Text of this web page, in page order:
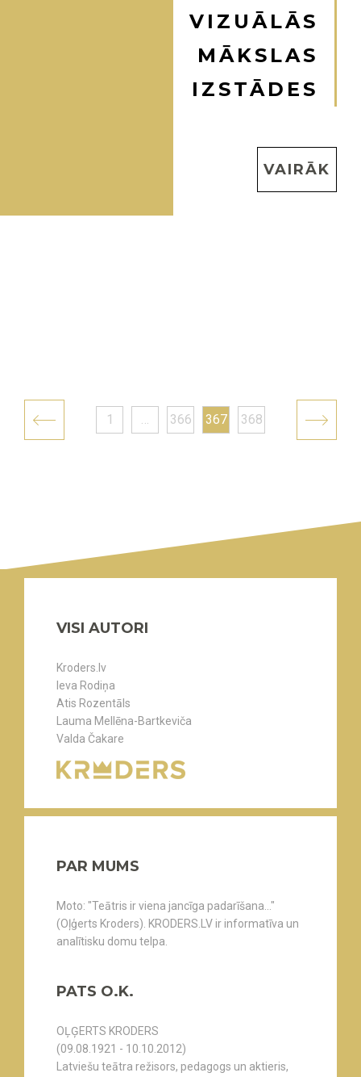
VIZUĀLĀS
MĀKSLAS
IZSTĀDES
VAIRĀK
1 … 366 367 368
VISI AUTORI
Kroders.lv
Ieva Rodiņa
Atis Rozentāls
Lauma Mellēna-Bartkeviča
Valda Čakare
PAR MUMS
Moto: "Teātris ir viena jancīga padarīšana..."
(Oļģerts Kroders). KRODERS.LV ir informatīva un
analītisku domu telpa.
PATS O.K.
OĻĢERTS KRODERS
(09.08.1921 - 10.10.2012)
Latviešu teātra režisors, pedagogs un aktieris,